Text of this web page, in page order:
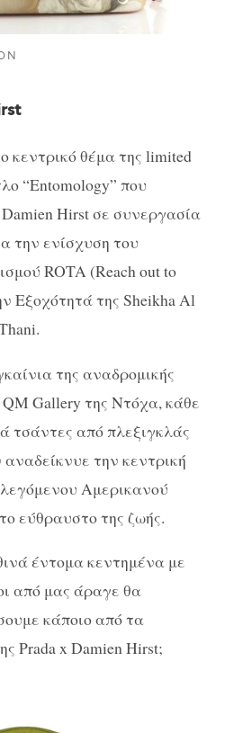
κεντρικό θέμα της limited
“Entomology” που
Hirst σε συνεργασία
την ενίσχυση του
ROTA (Reach out to
Εξοχότητά της Sheikha Al
της αναδρομικής
Gallery της Ντόχα, κάθε
τσάντες από πλεξιγκλάς
την κεντρική
Αμερικανού
εύθραυστο της ζωής.
έντομα κεντημένα με
από μας άραγε θα
κάποιο από τα
Prada x Damien Hirst;